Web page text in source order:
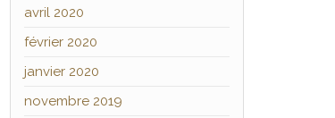
avril 2020
février 2020
janvier 2020
novembre 2019